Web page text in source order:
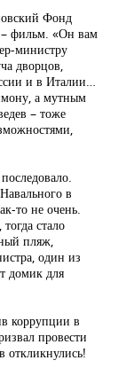
Фонд
– фильм. «Он вам
министру
дворцов,
и в Италии…
а мутным
– тоже
в
то не очень.
стало
пляж,
один из
домик для
коррупции в
провести
откликнулись!